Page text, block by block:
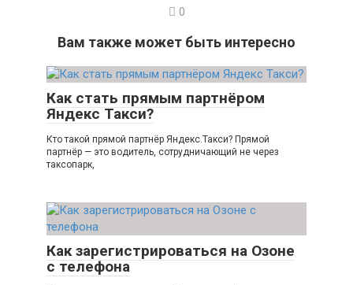
0
Вам также может быть интересно
Как стать прямым партнёром
Яндекс Такси?
Кто такой прямой партнёр Яндекс.Такси? Прямой
партнёр — это водитель, сотрудничающий не через
таксопарк,
Как зарегистрироваться на Озоне
с телефона